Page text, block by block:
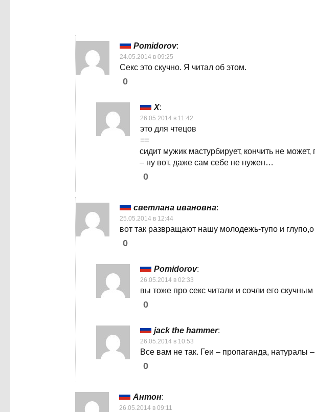
Pomidorov:
24.05.2014 в 09:25
Секс это скучно. Я читал об этом.
0
X:
26.05.2014 в 11:42
это для чтецов
==
сидит мужик мастурбирует, кончить не может,
– ну вот, даже сам себе не нужен…
0
светлана ивановна:
25.05.2014 в 12:44
вот так развращают нашу молодежь-тупо и глупо,о
0
Pomidorov:
26.05.2014 в 02:33
вы тоже про секс читали и сочли его
0
jack the hammer:
26.05.2014 в 10:53
Все вам не так. Геи – пропаганда, натуралы –
0
Антон:
26.05.2014 в 09:11